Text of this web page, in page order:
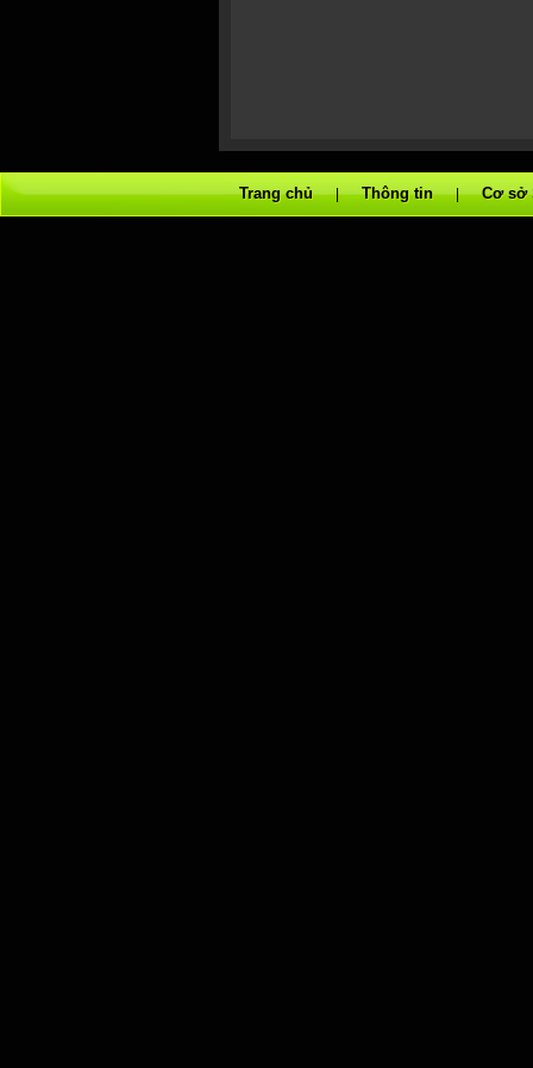
Trang chủ | Thông tin | Cơ sở